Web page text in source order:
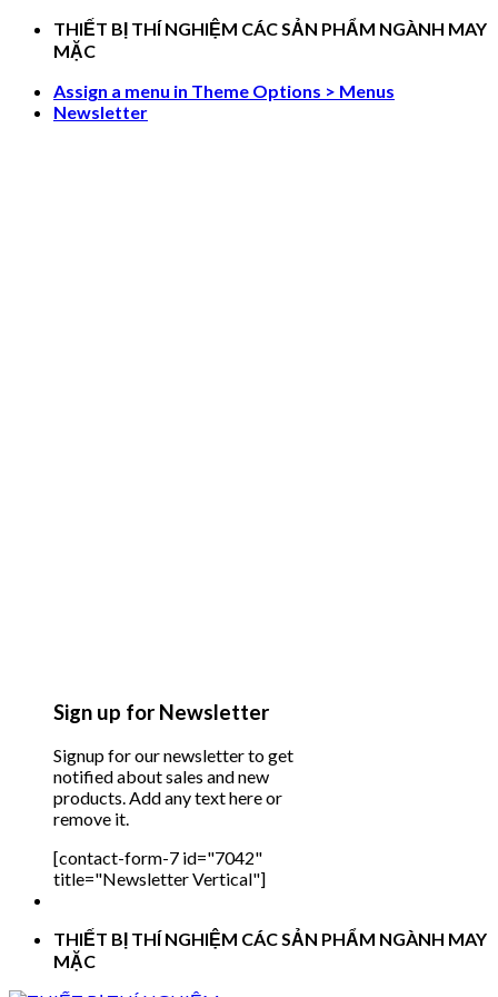
Skip
THIẾT BỊ THÍ NGHIỆM CÁC SẢN PHẨM NGÀNH MAY
MẶC
Assign a menu in Theme Options > Menus
Newsletter
Sign up for Newsletter
Signup for our newsletter to get
notified about sales and new
products. Add any text here or
remove it.
[contact-form-7 id="7042"
title="Newsletter Vertical"]
THIẾT BỊ THÍ NGHIỆM CÁC SẢN PHẨM NGÀNH MAY
MẶC